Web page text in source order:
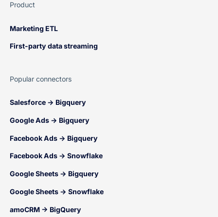
Product
Marketing ETL
First-party data streaming
Popular connectors
Salesforce → Bigquery
Google Ads → Bigquery
Facebook Ads → Bigquery
Facebook Ads → Snowflake
Google Sheets → Bigquery
Google Sheets → Snowflake
amoCRM → BigQuery